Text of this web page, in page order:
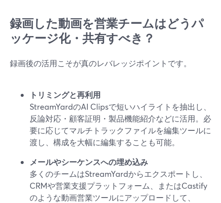
録画した動画を営業チームはどうパ
ッケージ化・共有すべき？
録画後の活用こそが真のレバレッジポイントです。
トリミングと再利用
StreamYardのAI Clipsで短いハイライトを抽出し、
反論対応・顧客証明・製品機能紹介などに活用。必
要に応じてマルチトラックファイルを編集ツールに
渡し、構成を大幅に編集することも可能。
メールやシーケンスへの埋め込み
多くのチームはStreamYardからエクスポートし、
CRMや営業支援プラットフォーム、またはCastify
のような動画営業ツールにアップロードして、